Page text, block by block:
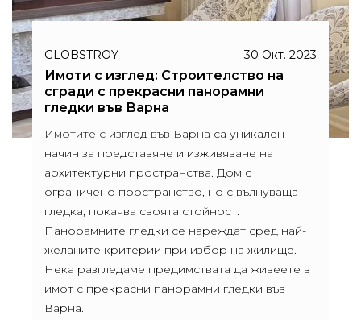
GLOBSTROY 30 Окт. 2023
Имоти с изглед: Строителство на
сгради с прекрасни панорамни
гледки във Варна
Имотите с изглед във Варна са уникален
начин за представяне и изживяване на
архитектурни пространства. Дом с
ограничено пространство, но с вълнуваща
гледка, покачва своята стойност.
Панорамните гледки се нареждат сред най-
желаните критерии при избор на жилище.
Нека разгледаме предимствата да живеете в
имот с прекрасни панорамни гледки във
Варна.